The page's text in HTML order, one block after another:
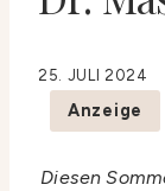
25. JULI 2024
Anzeige
Diesen